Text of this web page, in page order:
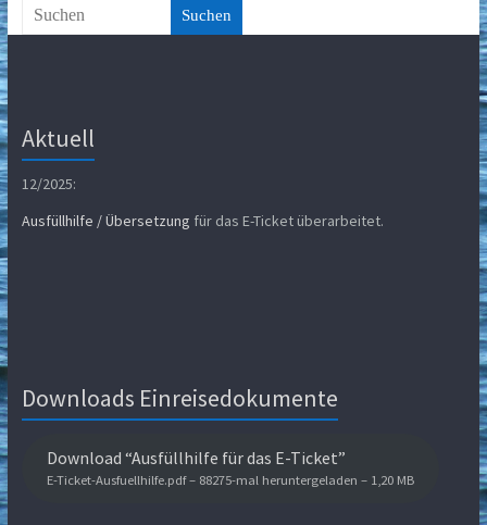
Suchen
Aktuell
12/2025:
Ausfüllhilfe / Übersetzung für das E-Ticket überarbeitet.
Downloads Einreisedokumente
Download “Ausfüllhilfe für das E-Ticket”
E-Ticket-Ausfuellhilfe.pdf – 88275-mal heruntergeladen – 1,20 MB